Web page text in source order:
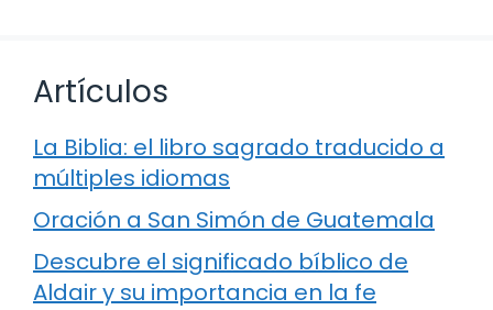
Artículos
La Biblia: el libro sagrado traducido a
múltiples idiomas
Oración a San Simón de Guatemala
Descubre el significado bíblico de
Aldair y su importancia en la fe